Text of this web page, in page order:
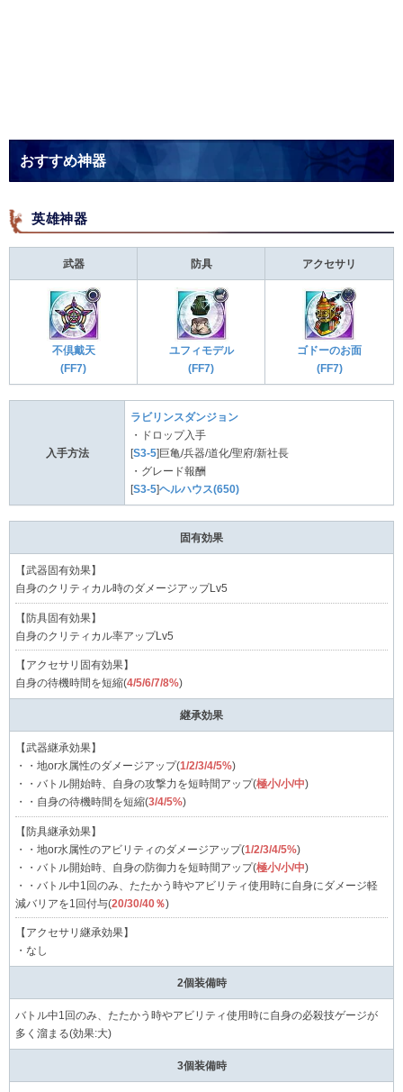
おすすめ神器
英雄神器
武器 防具 アクセサリ
不倶戴天
(FF7)
ユフィモデル
(FF7)
ゴドーのお面
(FF7)
入手方法
ラビリンスダンジョン
・ドロップ入手
[S3-5]巨亀/兵器/道化/聖府/新社長
・グレード報酬
[S3-5]ヘルハウス(650)
固有効果
【武器固有効果】
自身のクリティカル時のダメージアップLv5
【防具固有効果】
自身のクリティカル率アップLv5
【アクセサリ固有効果】
自身の待機時間を短縮(4/5/6/7/8%)
継承効果
【武器継承効果】
・・地or水属性のダメージアップ(1/2/3/4/5%)
・・バトル開始時、自身の攻撃力を短時間アップ(極小/小/中)
・・自身の待機時間を短縮(3/4/5%)
【防具継承効果】
・・地or水属性のアビリティのダメージアップ(1/2/3/4/5%)
・・バトル開始時、自身の防御力を短時間アップ(極小/小/中)
・・バトル中1回のみ、たたかう時やアビリティ使用時に自身にダメージ軽
減バリアを1回付与(20/30/40％)
【アクセサリ継承効果】
・なし
2個装備時
バトル中1回のみ、たたかう時やアビリティ使用時に自身の必殺技ゲージが
多く溜まる(効果:大)
3個装備時